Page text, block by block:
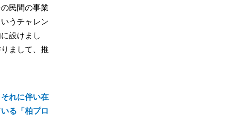
民間の事業
うチャレン
設けまし
まして、推
れに伴い在
る「柏プロ